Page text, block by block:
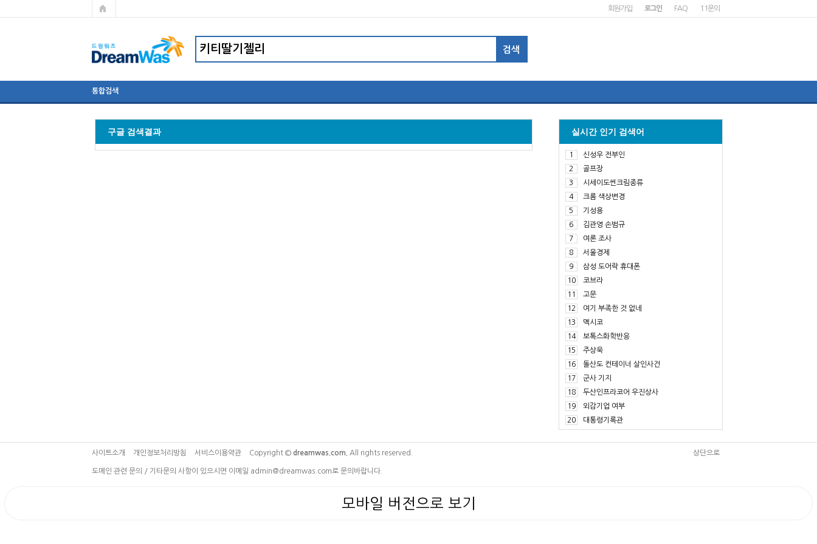
회원가입 로그인 FAQ 1:1문의
통합검색
실시간 인기 검색어
1
신성우 전부인
2
골프장
3
시세이도썬크림종류
4
크롬 색상변경
5
기성용
6
김관영 손범규
7
여론 조사
8
서울경제
9
삼성 도어락 휴대폰
10
코브라
11
고문
12
여기 부족한 것 없네
13
멕시코
14
보톡스화학반응
15
주상욱
16
돌산도 컨테이너 살인사건
17
군사 기지
18
두산인프라코어 우진상사
19
외감기업 여부
20
대통령기록관
구글 검색결과
사이트소개 개인정보처리방침 서비스이용약관 Copyright © dreamwas.com. All rights reserved. 상단으로
도메인 관련 문의 / 기타문의 사항이 있으시면 이메일 admin@dreamwas.com로 문의바랍니다.
모바일 버전으로 보기